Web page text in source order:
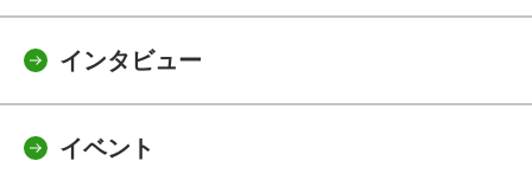
インタビュー
イベント